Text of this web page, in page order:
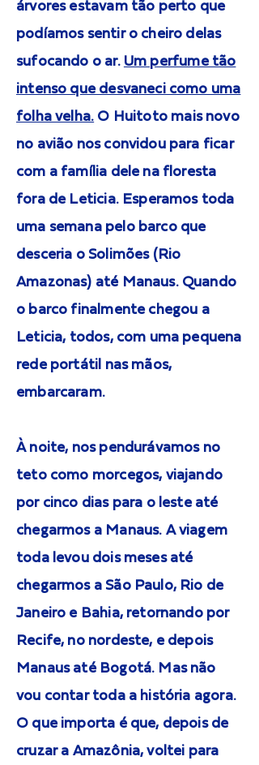
árvores estavam tão perto que
podíamos sentir o cheiro delas
sufocando o ar. Um perfume tão
intenso que desvaneci como uma
folha velha. O Huitoto mais novo
no avião nos convidou para ficar
com a família dele na floresta
fora de Leticia. Esperamos toda
uma semana pelo barco que
desceria o Solimões (Rio
Amazonas) até Manaus. Quando
o barco finalmente chegou a
Leticia, todos, com uma pequena
rede portátil nas mãos,
embarcaram.
À noite, nos pendurávamos no
teto como morcegos, viajando
por cinco dias para o leste até
chegarmos a Manaus. A viagem
toda levou dois meses até
chegarmos a São Paulo, Rio de
Janeiro e Bahia, retornando por
Recife, no nordeste, e depois
Manaus até Bogotá. Mas não
vou contar toda a história agora.
O que importa é que, depois de
cruzar a Amazônia, voltei para